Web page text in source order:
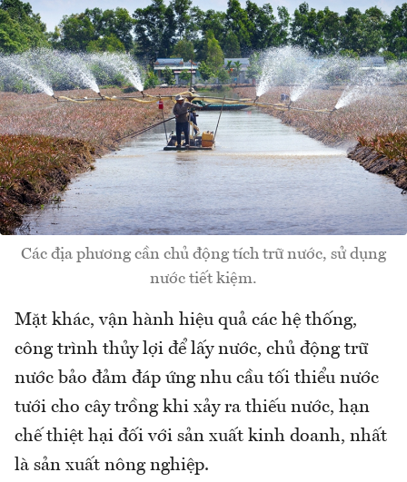
Các địa phương cần chủ động tích trữ nước, sử dụng
nước tiết kiệm.
Mặt khác, vận hành hiệu quả các hệ thống,
công trình thủy lợi để lấy nước, chủ động trữ
nước bảo đảm đáp ứng nhu cầu tối thiểu nước
tưới cho cây trồng khi xảy ra thiếu nước, hạn
chế thiệt hại đối với sản xuất kinh doanh, nhất
là sản xuất nông nghiệp.